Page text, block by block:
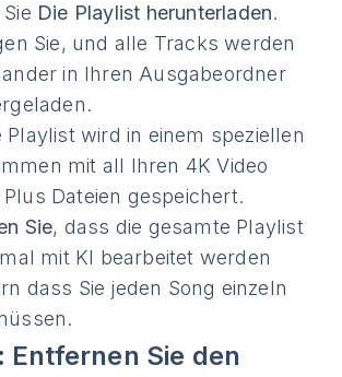
Die Playlist herunterladen.
Sie, und alle Tracks werden
in Ihren Ausgabeordner
Playlist wird in einem speziellen
mit all Ihren 4K Video
Dateien gespeichert.
Sie, dass die gesamte Playlist
mit KI bearbeitet werden
dass Sie jeden Song einzeln
Sie den